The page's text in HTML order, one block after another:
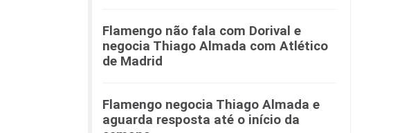
Flamengo não fala com Dorival e
negocia Thiago Almada com Atlético
de Madrid
Flamengo negocia Thiago Almada e
aguarda resposta até o início da